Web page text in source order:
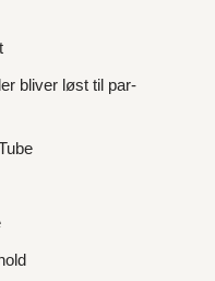
bliver løst til par-